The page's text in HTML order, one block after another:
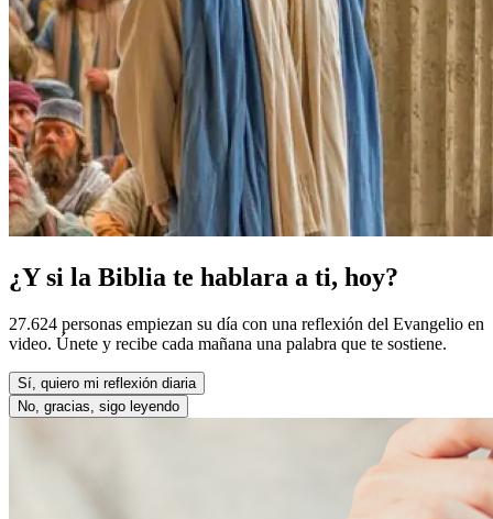
¿Y si la Biblia te hablara a ti, hoy?
27.624 personas empiezan su día con una reflexión del Evangelio en
video. Únete y recibe cada mañana una palabra que te sostiene.
Sí, quiero mi reflexión diaria
No, gracias, sigo leyendo